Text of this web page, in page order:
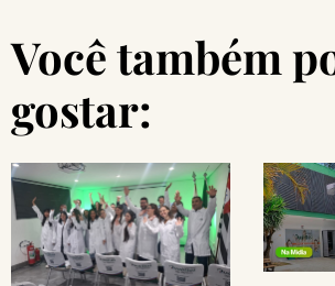
Você também
gostar: